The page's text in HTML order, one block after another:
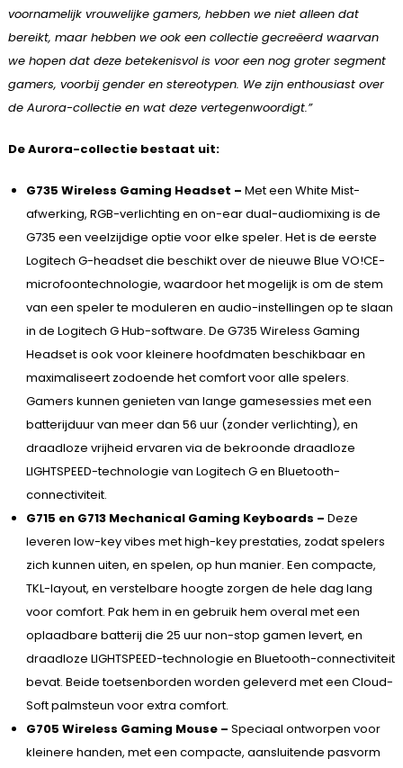
voornamelijk vrouwelijke gamers, hebben we niet alleen dat
bereikt, maar hebben we ook een collectie gecreëerd waarvan
we hopen dat deze betekenisvol is voor een nog groter segment
gamers, voorbij gender en stereotypen. We zijn enthousiast over
de Aurora-collectie en wat deze vertegenwoordigt.”
De Aurora-collectie bestaat uit:
G735 Wireless Gaming Headset – Met een White Mist-
afwerking, RGB-verlichting en on-ear dual-audiomixing is de
G735 een veelzijdige optie voor elke speler. Het is de eerste
Logitech G-headset die beschikt over de nieuwe Blue VO!CE-
microfoontechnologie, waardoor het mogelijk is om de stem
van een speler te moduleren en audio-instellingen op te slaan
in de Logitech G Hub-software. De G735 Wireless Gaming
Headset is ook voor kleinere hoofdmaten beschikbaar en
maximaliseert zodoende het comfort voor alle spelers.
Gamers kunnen genieten van lange gamesessies met een
batterijduur van meer dan 56 uur (zonder verlichting), en
draadloze vrijheid ervaren via de bekroonde draadloze
LIGHTSPEED-technologie van Logitech G en Bluetooth-
connectiviteit.
G715 en G713 Mechanical Gaming Keyboards – Deze
leveren low-key vibes met high-key prestaties, zodat spelers
zich kunnen uiten, en spelen, op hun manier. Een compacte,
TKL-layout, en verstelbare hoogte zorgen de hele dag lang
voor comfort. Pak hem in en gebruik hem overal met een
oplaadbare batterij die 25 uur non-stop gamen levert, en
draadloze LIGHTSPEED-technologie en Bluetooth-connectiviteit
bevat. Beide toetsenborden worden geleverd met een Cloud-
Soft palmsteun voor extra comfort.
G705 Wireless Gaming Mouse – Speciaal ontworpen voor
kleinere handen, met een compacte, aansluitende pasvorm